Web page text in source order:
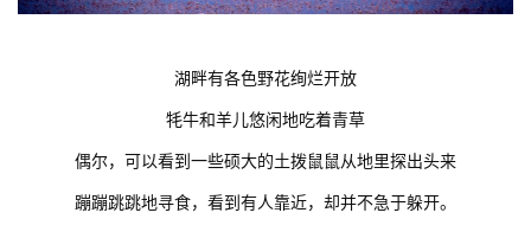
湖畔有各色野花绚烂开放
牦牛和羊儿悠闲地吃着青草
偶尔，可以看到一些硕大的土拨鼠鼠从地里探出头来
蹦蹦跳跳地寻食，看到有人靠近，却并不急于躲开。